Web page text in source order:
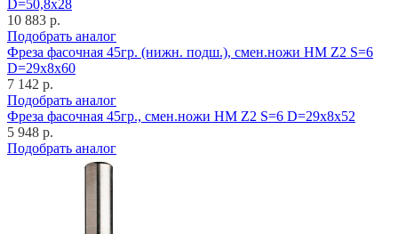
D=50,8x28
10 883 р.
Подобрать аналог
Фреза фасочная 45гр. (нижн. подш.), смен.ножи HM Z2 S=6
D=29x8x60
7 142 р.
Подобрать аналог
Фреза фасочная 45гр., смен.ножи HM Z2 S=6 D=29x8x52
5 948 р.
Подобрать аналог